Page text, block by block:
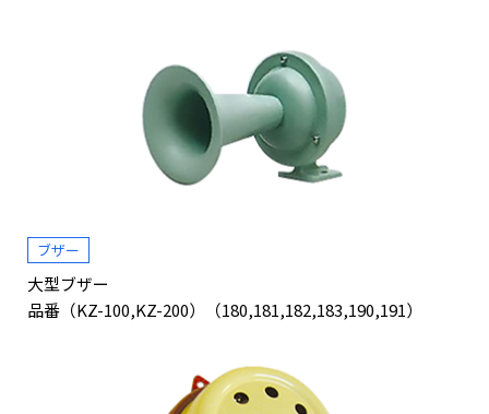
ブザー
大型ブザー
品番（KZ-100,KZ-200）（180,181,182,183,190,191）